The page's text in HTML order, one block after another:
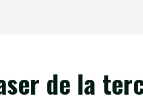
de la